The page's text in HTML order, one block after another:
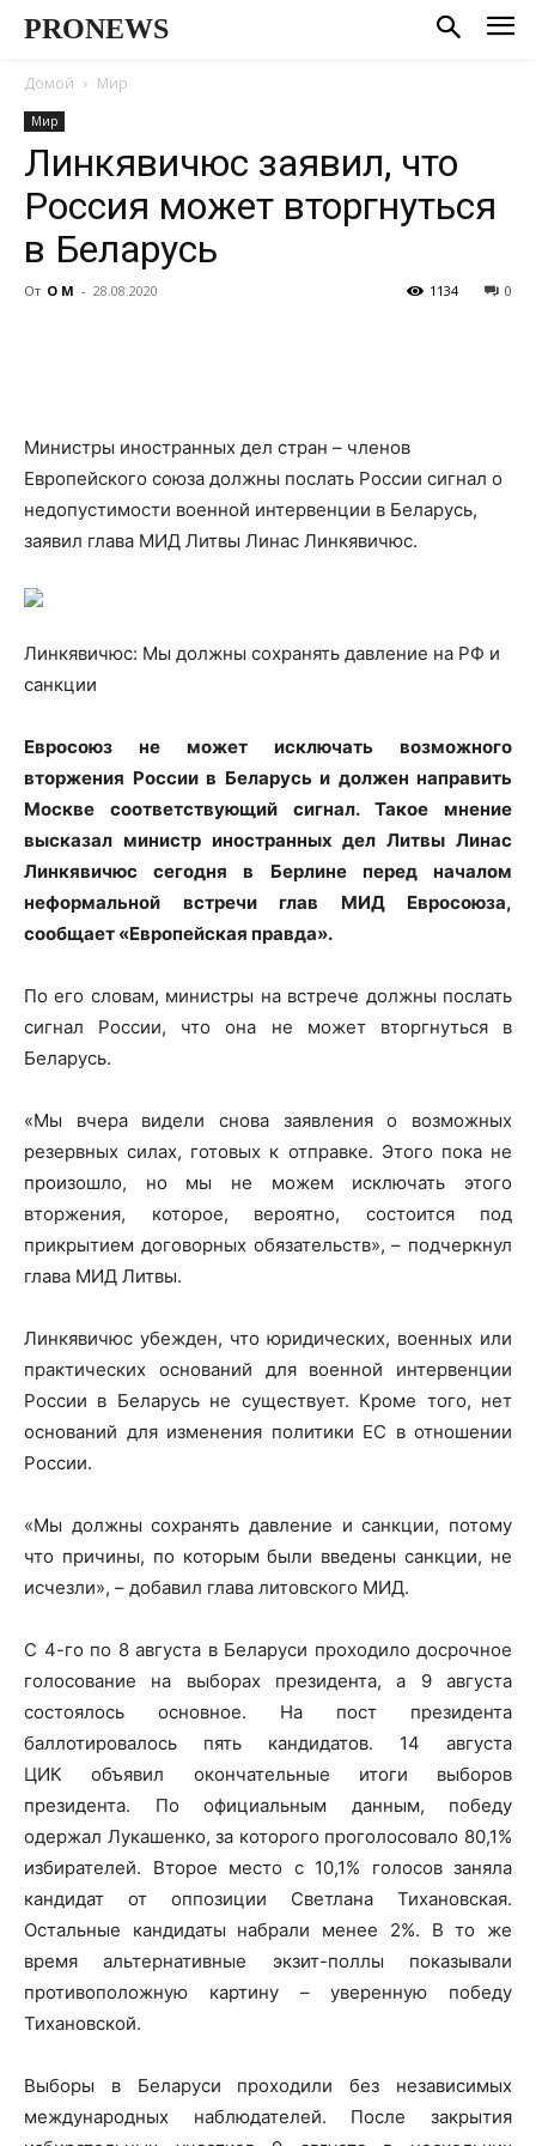
PRONEWS
Домой Мир
Мир
Линкявичюс заявил, что
Россия может вторгнуться
в Беларусь
От О М - 28.08.2020 0
1134
Министры иностранных дел стран – членов
Европейского союза должны послать России сигнал о
недопустимости военной интервенции в Беларусь,
заявил глава МИД Литвы Линас Линкявичюс.
Линкявичюс: Мы должны сохранять давление на РФ и
санкции
Евросоюз не может исключать возможного
вторжения России в Беларусь и должен направить
Москве соответствующий сигнал. Такое мнение
высказал министр иностранных дел Литвы Линас
Линкявичюс сегодня в Берлине перед началом
неформальной встречи глав МИД Евросоюза,
сообщает «Европейская правда».
По его словам, министры на встрече должны послать
сигнал России, что она не может вторгнуться в
Беларусь.
«Мы вчера видели снова заявления о возможных
резервных силах, готовых к отправке. Этого пока не
произошло, но мы не можем исключать этого
вторжения, которое, вероятно, состоится под
прикрытием договорных обязательств», – подчеркнул
глава МИД Литвы.
Линкявичюс убежден, что юридических, военных или
практических оснований для военной интервенции
России в Беларусь не существует. Кроме того, нет
оснований для изменения политики ЕС в отношении
России.
«Мы должны сохранять давление и санкции, потому
что причины, по которым были введены санкции, не
исчезли», – добавил глава литовского МИД.
С 4-го по 8 августа в Беларуси проходило досрочное
голосование на выборах президента, а 9 августа
состоялось основное. На пост президента
баллотировалось пять кандидатов. 14 августа
ЦИК объявил окончательные итоги выборов
президента. По официальным данным, победу
одержал Лукашенко, за которого проголосовало 80,1%
избирателей. Второе место с 10,1% голосов заняла
кандидат от оппозиции Светлана Тихановская.
Остальные кандидаты набрали менее 2%. В то же
время альтернативные экзит-поллы показывали
противоположную картину – уверенную победу
Тихановской.
Выборы в Беларуси проходили без независимых
международных наблюдателей. После закрытия